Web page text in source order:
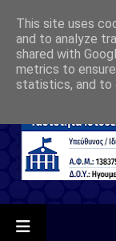
This site uses
and to analyze
shared with
metrics to
statistics, and to